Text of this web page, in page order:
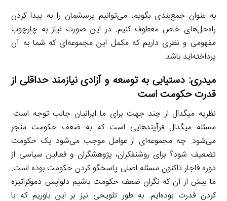
به عنوان جمع‌بندی بگویم، می‌توانیم پرسشمان را به پیدا کردن
راه‌حل‌های خاص معطوف کنیم. در این صورت نیاز به چارچوب
مفهومی و نظری داریم که مکمل این مجموعه‌ای که شما به آن
پرداخته‌اید باشد.
میدری: دستیابی به توسعه و آزادی نیازمند حداقلی از
قدرت حکومت است
نظریه میگدال از چند جهت برای ما ایرانیان جالب توجه است.
مسئله میگدال فرآیندهایی است که به ضعف حکومت منجر
می‌شود. چه مجموعه‌ای از عوامل موجب می‌شود یک حکومت
تضعیف شود؟ برای روشنفکران، پژوهشگران و فعالین سیاسی از
دوره قاجار تاکنون مسئله اصلی پاسخگو کردن حکومت بوده است.
ما بیش از آن که نگران ضعف حکومت باشیم دلواپس دموکراتیزه
کردن قدرت بوده‌ایم. به طور تلویحی نیز بر این باوریم که با